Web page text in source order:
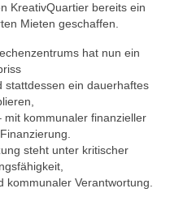
KreativQuartier bereits ein
Mieten geschaffen.
hat nun ein
stattdessen ein dauerhaftes
kommunaler finanzieller
steht unter kritischer
Verantwortung.